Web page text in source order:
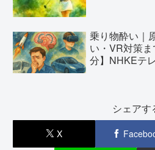
乗り物酔い｜
い・VR対策
分】NHKEテ
シェアす
X